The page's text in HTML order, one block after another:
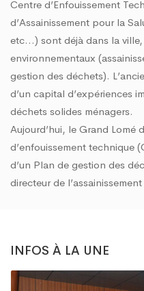
Centre d’Enfouissement
d’Assainissement pour la
etc…) sont déjà dans la
environnementaux
gestion des déchets).
d’un capital d’expériences
déchets solides ménagers.
Aujourd’hui, le Grand Lomé
d’enfouissement technique
d’un Plan de gestion des
directeur de
INFOS À LA UNE